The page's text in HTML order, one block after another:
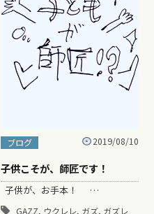
ブログ 2019/08/10
子供こそが、師匠です！
子供が、お手本！ …
GAZZ, ウクレレ, ガズ, ガズレ